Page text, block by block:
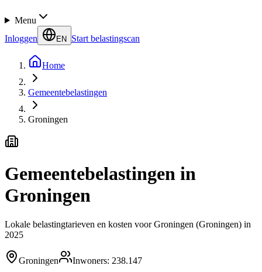
Menu
Inloggen
EN Start belastingscan
Home
Gemeentebelastingen
Groningen
Gemeentebelastingen in
Groningen
Lokale belastingtarieven en kosten voor Groningen (Groningen) in
2025
Groningen Inwoners: 238.147